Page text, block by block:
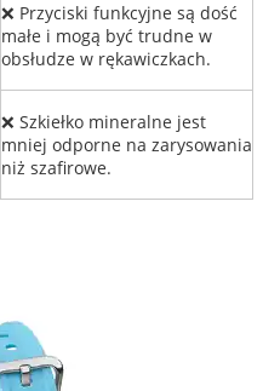
❌ Przyciski funkcyjne są dość
małe i mogą być trudne w
obsłudze w rękawiczkach.
❌ Szkiełko mineralne jest
mniej odporne na zarysowania
niż szafirowe.